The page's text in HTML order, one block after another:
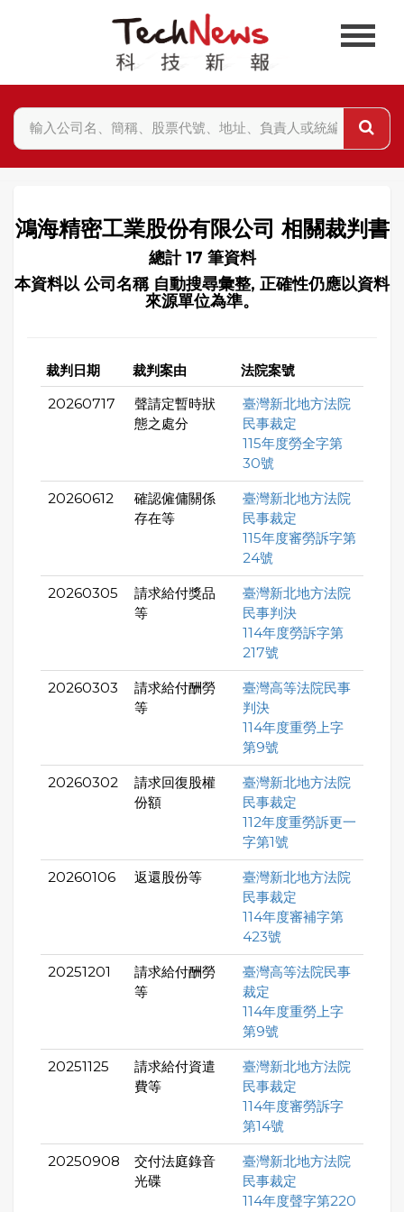
鴻海精密工業股份有限公司 相關裁判書
總計 17 筆資料
本資料以 公司名稱 自動搜尋彙整, 正確性仍應以資料
來源單位為準。
裁判日期 裁判案由 法院案號
20260717
聲請定暫時狀
態之處分
臺灣新北地方法院
民事裁定
115年度勞全字第
30號
20260612
確認僱傭關係
存在等
臺灣新北地方法院
民事裁定
115年度審勞訴字第
24號
20260305
請求給付獎品
等
臺灣新北地方法院
民事判決
114年度勞訴字第
217號
20260303
請求給付酬勞
等
臺灣高等法院民事
判決
114年度重勞上字
第9號
20260302
請求回復股權
份額
臺灣新北地方法院
民事裁定
112年度重勞訴更一
字第1號
20260106 返還股份等
臺灣新北地方法院
民事裁定
114年度審補字第
423號
20251201
請求給付酬勞
等
臺灣高等法院民事
裁定
114年度重勞上字
第9號
20251125
請求給付資遣
費等
臺灣新北地方法院
民事裁定
114年度審勞訴字
第14號
20250908
交付法庭錄音
光碟
臺灣新北地方法院
民事裁定
114年度聲字第220